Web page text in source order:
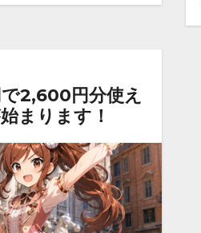
2,600円分使え
まります！